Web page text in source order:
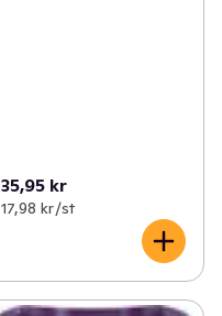
35,95 kr
17,98 kr /st